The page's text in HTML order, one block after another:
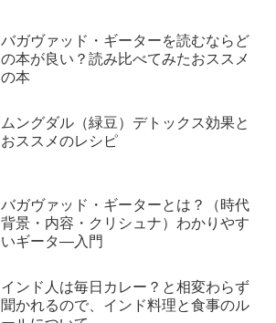
バガヴァッド・ギーターを読むならど
の本が良い？読み比べてみたおススメ
の本
ムングダル（緑豆）デトックス効果と
おススメのレシピ
バガヴァッド・ギーターとは？（時代
背景・内容・クリシュナ）わかりやす
いギータ―入門
インド人は毎日カレー？と相変わらず
聞かれるので、インド料理と食事のル